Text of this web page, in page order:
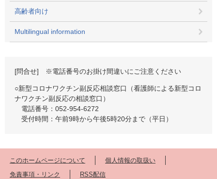
高齢者向け
Multilingual information
[問合せ] ※電話番号のお掛け間違いにご注意ください
○新型コロナワクチン副反応相談窓口（看護師による新型コロ
ナワクチン副反応の相談窓口）
電話番号：052-954-6272
受付時間：午前9時から午後5時20分まで（平日）
このホームページについて
個人情報の取扱い
免責事項・リンク
RSS配信